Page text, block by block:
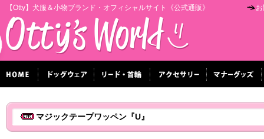
【Otty】犬服＆小物ブランド・オフィシャルサイト《公式通販》
マジックテープワッペン『U』